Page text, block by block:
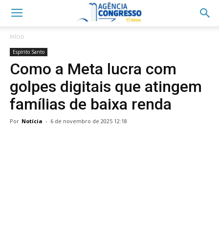
Início
Espírito Santo
Como a Meta lucra com
golpes digitais que atingem
famílias de baixa renda
Por Notícia - 6 de novembro de 2025 12:18